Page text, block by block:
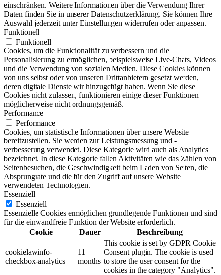
einschränken. Weitere Informationen über die Verwendung Ihrer
Daten finden Sie in unserer Datenschutzerklärung. Sie können Ihre
Auswahl jederzeit unter Einstellungen widerrufen oder anpassen.
Funktionell
Funktionell
Cookies, um die Funktionalität zu verbessern und die
Personalisierung zu ermöglichen, beispielsweise Live-Chats, Videos
und die Verwendung von sozialen Medien. Diese Cookies können
von uns selbst oder von unseren Drittanbietern gesetzt werden,
deren digitale Dienste wir hinzugefügt haben. Wenn Sie diese
Cookies nicht zulassen, funktionieren einige dieser Funktionen
möglicherweise nicht ordnungsgemäß.
Performance
Performance
Cookies, um statistische Informationen über unsere Website
bereitzustellen. Sie werden zur Leistungsmessung und -
verbesserung verwendet. Diese Kategorie wird auch als Analytics
bezeichnet. In diese Kategorie fallen Aktivitäten wie das Zählen von
Seitenbesuchen, die Geschwindigkeit beim Laden von Seiten, die
Absprungrate und die für den Zugriff auf unsere Website
verwendeten Technologien.
Essenziell
Essenziell
Essenzielle Cookies ermöglichen grundlegende Funktionen und sind
für die einwandfreie Funktion der Website erforderlich.
Cookie
Dauer Beschreibung
cookielawinfo-
checkbox-analytics
11
months
This cookie is set by GDPR Cookie
Consent plugin. The cookie is used
to store the user consent for the
cookies in the category "Analytics".